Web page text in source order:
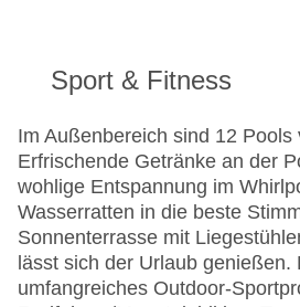
Sport & Fitness
Im Außenbereich sind 12 Pools
Erfrischende Getränke an der
wohlige Entspannung im
Wasserratten in die beste
Sonnenterrasse mit
lässt sich der Urlaub genießen.
umfangreiches Outdoor-